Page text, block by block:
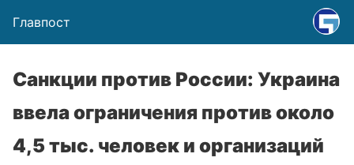
Главпост
Санкции против России: Украина
ввела ограничения против около
4,5 тыс. человек и организаций